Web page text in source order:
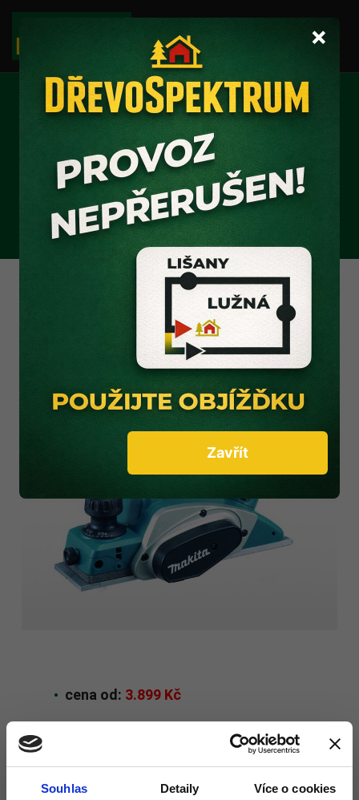
Souhlas Detaily Více o cookies
HOBLÍK
ELEKTRICKÝ
Hoblík elektrický KPO 800
- Makita
cena od: 3.899 Kč
Hoblík elektrický 9910 -
Makita
×
Zavřít